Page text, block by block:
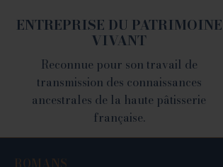
ENTREPRISE DU PATRIMOINE
VIVANT
Reconnue pour son travail de
transmission des connaissances
ancestrales de la haute pâtisserie
française.